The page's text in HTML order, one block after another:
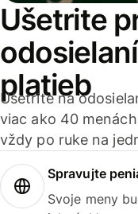
Ušetrite
platieb
Ušetrite na
viac ako 40
vždy po ruke na
Spravujte
Svoje meny